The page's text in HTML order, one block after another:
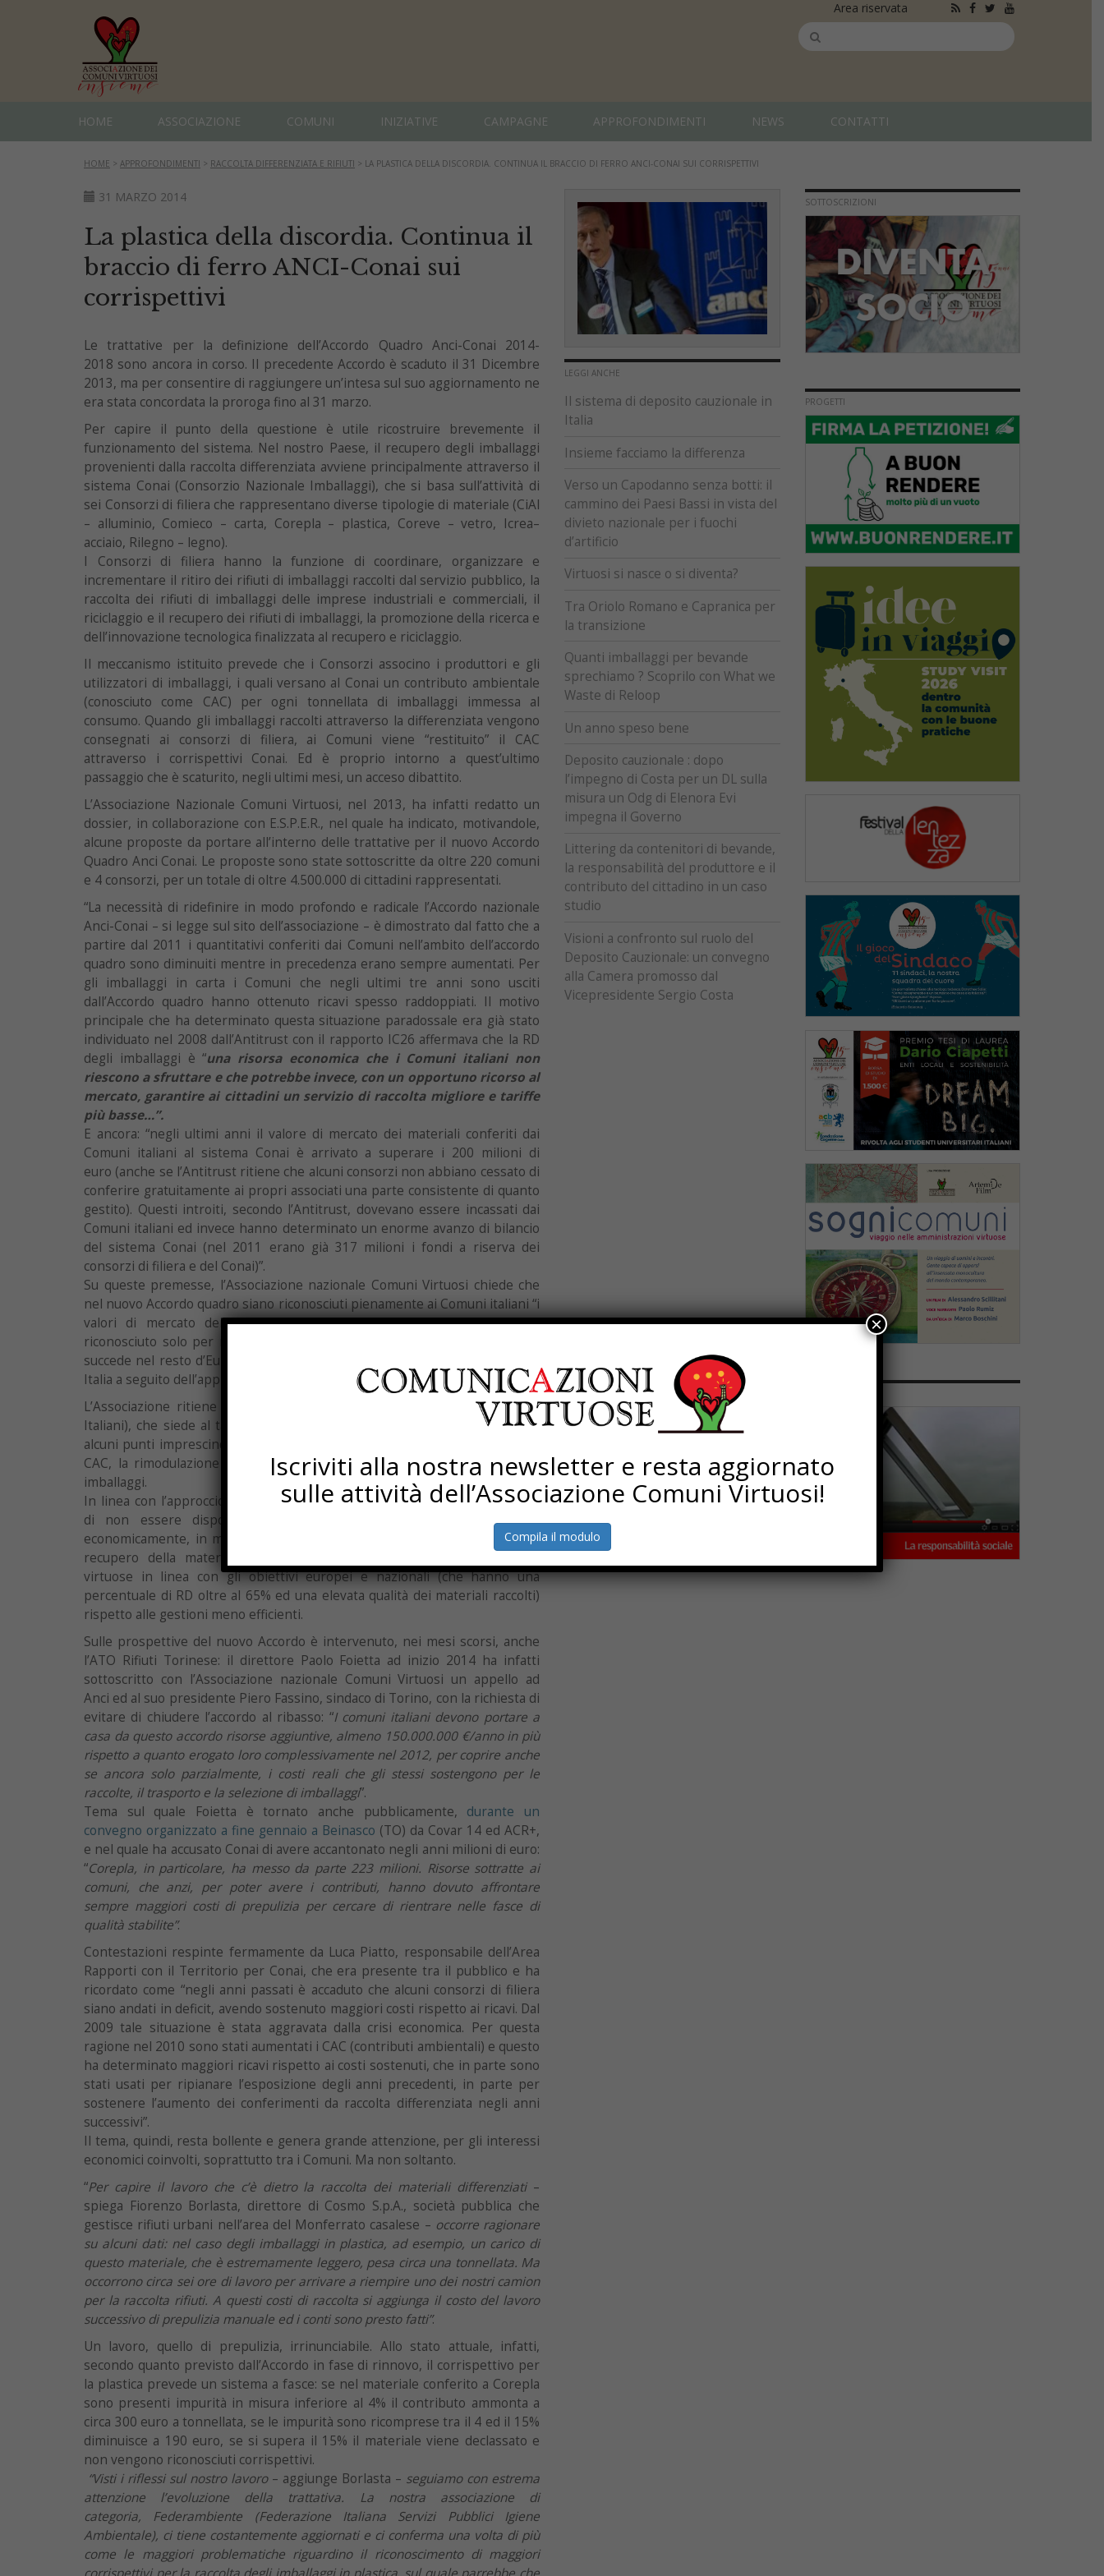
Area riservata
HOME ASSOCIAZIONE COMUNI INIZIATIVE CAMPAGNE APPROFONDIMENTI NEWS CONTATTI
HOME > APPROFONDIMENTI > RACCOLTA DIFFERENZIATA E RIFIUTI > LA PLASTICA DELLA DISCORDIA. CONTINUA IL BRACCIO DI FERRO ANCI-CONAI SUI CORRISPETTIVI
31 MARZO 2014
La plastica della discordia. Continua il
braccio di ferro ANCI-Conai sui
corrispettivi
Le trattative per la definizione dell’Accordo Quadro Anci-Conai 2014-
2018 sono ancora in corso. Il precedente Accordo è scaduto il 31 Dicembre
2013, ma per consentire di raggiungere un’intesa sul suo aggiornamento ne
era stata concordata la proroga fino al 31 marzo.
Per capire il punto della questione è utile ricostruire brevemente il
funzionamento del sistema. Nel nostro Paese, il recupero degli imballaggi
provenienti dalla raccolta differenziata avviene principalmente attraverso il
sistema Conai (Consorzio Nazionale Imballaggi), che si basa sull’attività di
sei Consorzi di filiera che rappresentano diverse tipologie di materiale (CiAl
– alluminio, Comieco – carta, Corepla – plastica, Coreve – vetro, Icrea–
acciaio, Rilegno – legno).
I Consorzi di filiera hanno la funzione di coordinare, organizzare e
incrementare il ritiro dei rifiuti di imballaggi raccolti dal servizio pubblico, la
raccolta dei rifiuti di imballaggi delle imprese industriali e commerciali, il
riciclaggio e il recupero dei rifiuti di imballaggi, la promozione della ricerca e
dell’innovazione tecnologica finalizzata al recupero e riciclaggio.
Il meccanismo istituito prevede che i Consorzi associno i produttori e gli
utilizzatori di imballaggi, i quali versano al Conai un contributo ambientale
(conosciuto come CAC) per ogni tonnellata di imballaggi immessa al
consumo. Quando gli imballaggi raccolti attraverso la differenziata vengono
consegnati ai consorzi di filiera, ai Comuni viene “restituito” il CAC
attraverso i corrispettivi Conai. Ed è proprio intorno a quest’ultimo
passaggio che è scaturito, negli ultimi mesi, un acceso dibattito.
L’Associazione Nazionale Comuni Virtuosi, nel 2013, ha infatti redatto un
dossier, in collaborazione con E.S.P.E.R., nel quale ha indicato, motivandole,
alcune proposte da portare all’interno delle trattative per il nuovo Accordo
Quadro Anci Conai. Le proposte sono state sottoscritte da oltre 220 comuni
e 4 consorzi, per un totale di oltre 4.500.000 di cittadini rappresentati.
“La necessità di ridefinire in modo profondo e radicale l’Accordo nazionale
Anci-Conai – si legge sul sito dell’associazione – è dimostrato dal fatto che a
partire dal 2011 i quantitativi conferiti dai Comuni nell’ambito dell’accordo
quadro sono diminuiti mentre in precedenza erano sempre aumentati. Per
gli imballaggi in carta i Comuni che negli ultimi tre anni sono usciti
dall’Accordo quadro hanno ottenuto ricavi spesso raddoppiati. Il motivo
principale che ha determinato questa situazione paradossale era già stato
individuato nel 2008 dall’Antitrust con il rapporto IC26 affermava che la RD
degli imballaggi è “una risorsa economica che i Comuni italiani non
riescono a sfruttare e che potrebbe invece, con un opportuno ricorso al
mercato, garantire ai cittadini un servizio di raccolta migliore e tariffe
più basse…”.
E ancora: “negli ultimi anni il valore di mercato dei materiali conferiti dai
Comuni italiani al sistema Conai è arrivato a superare i 200 milioni di
euro (anche se l’Antitrust ritiene che alcuni consorzi non abbiano cessato di
conferire gratuitamente ai propri associati una parte consistente di quanto
gestito). Questi introiti, secondo l’Antitrust, dovevano essere incassati dai
Comuni italiani ed invece hanno determinato un enorme avanzo di bilancio
del sistema Conai (nel 2011 erano già 317 milioni i fondi a riserva dei
consorzi di filiera e del Conai)”.
Su queste premesse, l’Associazione nazionale Comuni Virtuosi chiede che
nel nuovo Accordo quadro siano riconosciuti pienamente ai Comuni italiani “i
valori di mercato dei materiali conferiti e che il corrispettivo venga
riconosciuto solo per rimborsare i costi di raccolta degli imballaggi (come
succede nel resto d’Europa), o i maggiori oneri di raccolta come stabilito in
Italia a seguito dell’approvazione del Decreto Legislativo 152/2006”.
L’Associazione ritiene inoltre che ANCI (l’Associazione Nazionale Comuni
Italiani), che siede al tavolo delle trattative, debba assumere posizione su
alcuni punti imprescindibili, come l’aumento dei corrispettivi, l’aumento del
CAC, la rimodulazione del CAC in relazione alla effettiva riciclabilità degli
imballaggi.
In linea con l’approccio adottato, l’Associazione ha infine ribadito più volte
di non essere disponibile ad avvallare nessun accordo che premi
economicamente, in misura maggiore, l’avvio all’incenerimento rispetto al
recupero della materia, né che penalizzi economicamente le gestioni
virtuose in linea con gli obiettivi europei e nazionali (che hanno una
percentuale di RD oltre al 65% ed una elevata qualità dei materiali raccolti)
rispetto alle gestioni meno efficienti.
Sulle prospettive del nuovo Accordo è intervenuto, nei mesi scorsi, anche
l’ATO Rifiuti Torinese: il direttore Paolo Foietta ad inizio 2014 ha infatti
sottoscritto con l’Associazione nazionale Comuni Virtuosi un appello ad
Anci ed al suo presidente Piero Fassino, sindaco di Torino, con la richiesta di
evitare di chiudere l’accordo al ribasso: “I comuni italiani devono portare a
casa da questo accordo risorse aggiuntive, almeno 150.000.000 €/anno in più
rispetto a quanto erogato loro complessivamente nel 2012, per coprire anche
se ancora solo parzialmente, i costi reali che gli stessi sostengono per le
raccolte, il trasporto e la selezione di imballaggi”.
Tema sul quale Foietta è tornato anche pubblicamente, durante un
convegno organizzato a fine gennaio a Beinasco (TO) da Covar 14 ed ACR+,
e nel quale ha accusato Conai di avere accantonato negli anni milioni di euro:
“Corepla, in particolare, ha messo da parte 223 milioni. Risorse sottratte ai
comuni, che anzi, per poter avere i contributi, hanno dovuto affrontare
sempre maggiori costi di prepulizia per cercare di rientrare nelle fasce di
qualità stabilite”.
Contestazioni respinte fermamente da Luca Piatto, responsabile dell’Area
Rapporti con il Territorio per Conai, che era presente tra il pubblico e ha
ricordato come “negli anni passati è accaduto che alcuni consorzi di filiera
siano andati in deficit, avendo sostenuto maggiori costi rispetto ai ricavi. Dal
2009 tale situazione è stata aggravata dalla crisi economica. Per questa
ragione nel 2010 sono stati aumentati i CAC (contributi ambientali) e questo
ha determinato maggiori ricavi rispetto ai costi sostenuti, che in parte sono
stati usati per ripianare l’esposizione degli anni precedenti, in parte per
sostenere l’aumento dei conferimenti da raccolta differenziata negli anni
successivi”.
Il tema, quindi, resta bollente e genera grande attenzione, per gli interessi
economici coinvolti, soprattutto tra i Comuni. Ma non soltanto.
“Per capire il lavoro che c’è dietro la raccolta dei materiali differenziati–
spiega Fiorenzo Borlasta, direttore di Cosmo S.p.A., società pubblica che
gestisce rifiuti urbani nell’area del Monferrato casalese – occorre ragionare
su alcuni dati: nel caso degli imballaggi in plastica, ad esempio, un carico di
questo materiale, che è estremamente leggero, pesa circa una tonnellata. Ma
occorrono circa sei ore di lavoro per arrivare a riempire uno dei nostri camion
per la raccolta rifiuti. A questi costi di raccolta si aggiunga il costo del lavoro
successivo di prepulizia manuale ed i conti sono presto fatti”.
Un lavoro, quello di prepulizia, irrinunciabile. Allo stato attuale, infatti,
secondo quanto previsto dall’Accordo in fase di rinnovo, il corrispettivo per
la plastica prevede un sistema a fasce: se nel materiale conferito a Corepla
sono presenti impurità in misura inferiore al 4% il contributo ammonta a
circa 300 euro a tonnellata, se le impurità sono ricomprese tra il 4 ed il 15%
diminuisce a 190 euro, se si supera il 15% il materiale viene declassato e
non vengono riconosciuti corrispettivi.
“Visti i riflessi sul nostro lavoro– aggiunge Borlasta – seguiamo con estrema
attenzione l’evoluzione della trattativa. La nostra associazione di
categoria, Federambiente (Federazione Italiana Servizi Pubblici Igiene
Ambientale), ci tiene costantemente aggiornati e ci conferma una volta di più
come le maggiori problematiche riguardino il riconoscimento di maggiori
LEGGI ANCHE
Il sistema di deposito cauzionale in
Italia
Insieme facciamo la differenza
Verso un Capodanno senza botti: il
cammino dei Paesi Bassi in vista del
divieto nazionale per i fuochi
d’artificio
Virtuosi si nasce o si diventa?
Tra Oriolo Romano e Capranica per
la transizione
Quanti imballaggi per bevande
sprechiamo ? Scoprilo con What we
Waste di Reloop
Un anno speso bene
Deposito cauzionale : dopo
l’impegno di Costa per un DL sulla
misura un Odg di Elenora Evi
impegna il Governo
Littering da contenitori di bevande,
la responsabilità del produttore e il
contributo del cittadino in un caso
studio
Visioni a confronto sul ruolo del
Deposito Cauzionale: un convegno
alla Camera promosso dal
Vicepresidente Sergio Costa
SOTTOSCRIZIONI
PROGETTI
Iscriviti alla nostra newsletter e resta aggiornato
sulle attività dell’Associazione Comuni Virtuosi!
Compila il modulo
×